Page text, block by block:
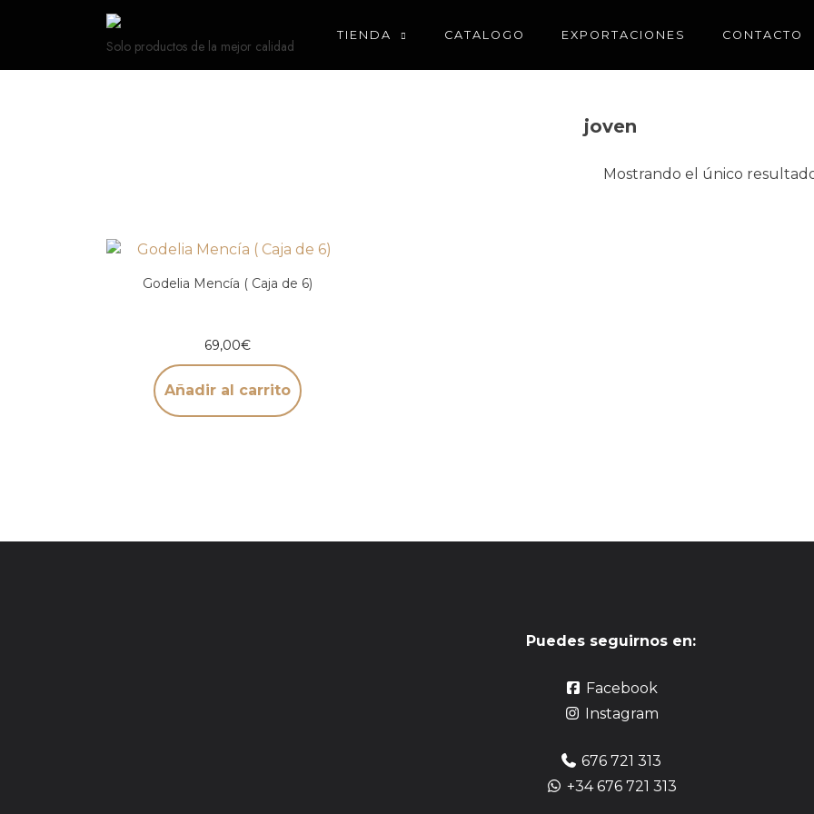
Solo productos de la mejor calidad
TIENDA CATALOGO EXPORTACIONES CONTACTO
joven
Mostrando el único
Godelia Mencía ( Caja de 6)
69,00€
Añadir al carrito
Puedes seguirnos en:
Facebook
Instagram
676 721 313
+34 676 721 313